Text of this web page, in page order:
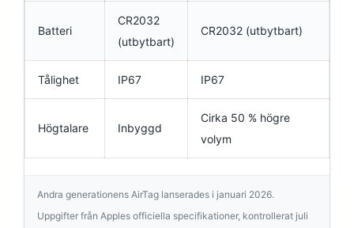
Batteri
CR2032
(utbytbart)
CR2032 (utbytbart)
Tålighet IP67 IP67
Högtalare Inbyggd
Cirka 50 % högre
volym
Andra generationens AirTag lanserades i januari 2026.
Uppgifter från Apples officiella specifikationer, kontrollerat juli